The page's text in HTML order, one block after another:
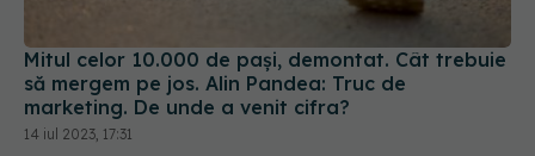
Mitul celor 10.000 de pași, demontat. Cât trebuie
să mergem pe jos. Alin Pandea: Truc de
marketing. De unde a venit cifra?
14 iul 2023, 17:31